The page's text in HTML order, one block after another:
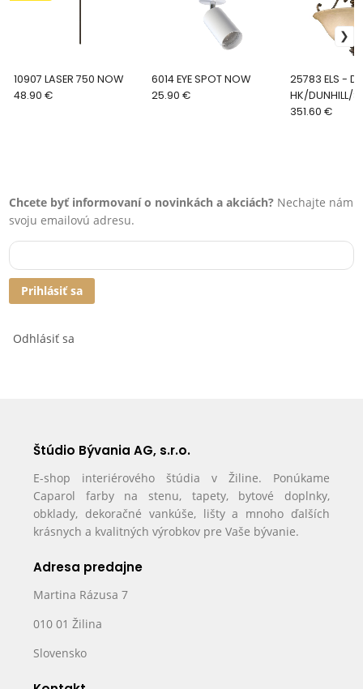
10907 LASER 750 NOW
48.90 €
6014 EYE SPOT NOW
25.90 €
25783 ELS - DUNHILL -
HK/DUNHILL/
351.60 €
Chcete byť informovaní o novinkách a akciách? Nechajte nám
svoju emailovú adresu.
Prihlásiť sa
Odhlásiť sa
Štúdio Bývania AG, s.r.o.
E-shop interiérového štúdia v Žiline. Ponúkame
Caparol farby na stenu, tapety, bytové doplnky,
obklady, dekoračné vankúše, lišty a mnoho ďalších
krásnych a kvalitných výrobkov pre Vaše bývanie.
Adresa predajne
Martina Rázusa 7
010 01 Žilina
Slovensko